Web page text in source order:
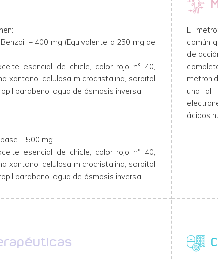
– 400 mg (Equivalente a 250 mg de
esencial de chicle, color rojo n° 40,
xantano, celulosa microcristalina, sorbitol
parabeno, agua de ósmosis inversa.
– 500 mg.
esencial de chicle, color rojo n° 40,
xantano, celulosa microcristalina, sorbitol
parabeno, agua de ósmosis inversa.
El
común
de
una al
ácidos